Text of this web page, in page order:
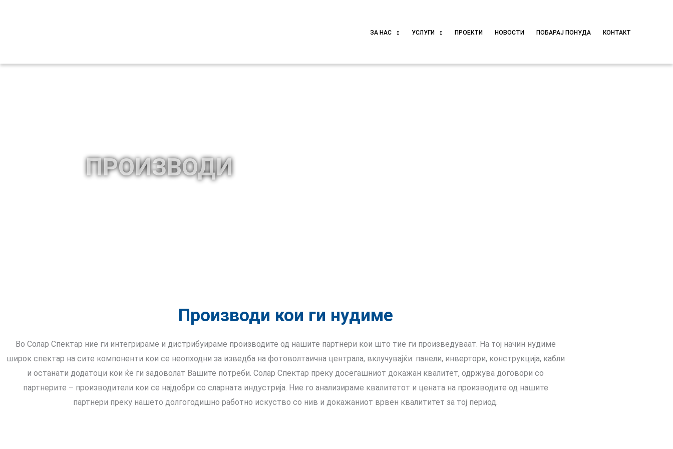
ЗА НАС УСЛУГИ ПРОЕКТИ НОВОСТИ ПОБАРАЈ ПОНУДА КОНТАКТ
ПРОИЗВОДИ
Производи кои ги нудиме
Во Солар Спектар ние ги интегрираме и дистрибуираме производите од нашите партнери кои што тие ги произведуваат. На тој начин нудиме
широк спектар на сите компоненти кои се неопходни за изведба на фотоволтаична централа, вклучувајќи: панели, инвертори, конструкција, кабли
и останати додатоци кои ќе ги задоволат Вашите потреби. Солар Спектар преку досегашниот докажан квалитет, одржува договори со
партнерите – производители кои се најдобри со сларната индустрија. Ние го анализираме квалитетот и цената на производите од нашите
партнери преку нашето долгогодишно работно искуство со нив и докажаниот врвен квалититет за тој период.